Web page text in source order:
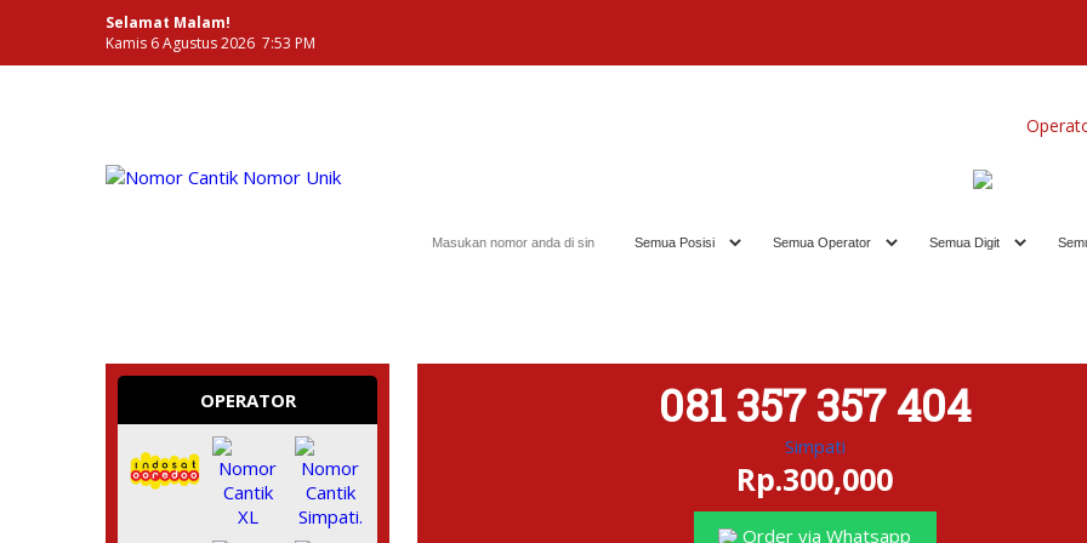
Selamat Malam!
Kamis 6 Agustus 2026 7:53 PM
OPERATOR 081 357 357 404
Simpati
Rp.300,000
Order via Whatsapp